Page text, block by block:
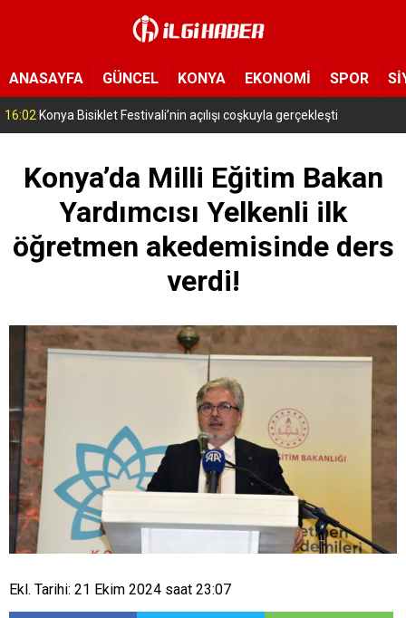
ANASAYFA GÜNCEL KONYA EKONOMİ SPOR
15:11 Konya’da zabıta ve polis sahada! Toplu taşıma araçları tek tek denetleniyor
Konya’da Milli Eğitim Bakan
Yardımcısı Yelkenli ilk
öğretmen akedemisinde ders
verdi!
Ekl. Tarihi: 21 Ekim 2024 saat 23:07